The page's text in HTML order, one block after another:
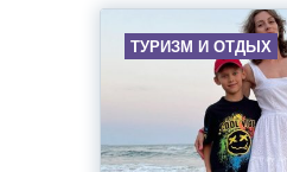
ТУРИЗМ И ОТДЫХ